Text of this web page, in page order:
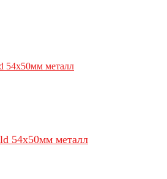
54х50мм металл